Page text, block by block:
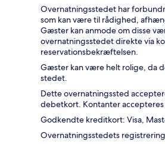
Overnatningsstedet har
som kan være til rådighed,
Gæster kan anmode om disse
overnatningsstedet direkte via
reservationsbekræftelsen.
Gæster kan være helt rolige, da
stedet.
Dette overnatningssted
debetkort. Kontanter accepteres
Godkendte kreditkort: Visa,
Overnatningsstedets